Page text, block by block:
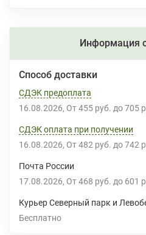
Информация
Способ доставки
СДЭК предоплата
16.08.2026 От 455 руб. до 705
СДЭК оплата при получении
16.08.2026 От 482 руб. до 742
Почта России
17.08.2026 От 468 руб. до 601
Курьер Северный парк и
Бесплатно